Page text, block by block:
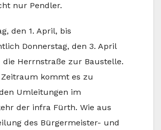
nur Pendler.
den 1. April, bis
Donnerstag, den 3. April
die Herrnstraße zur Baustelle.
kommt es zu
Umleitungen im
der infra Fürth. Wie aus
des Bürgermeister- und